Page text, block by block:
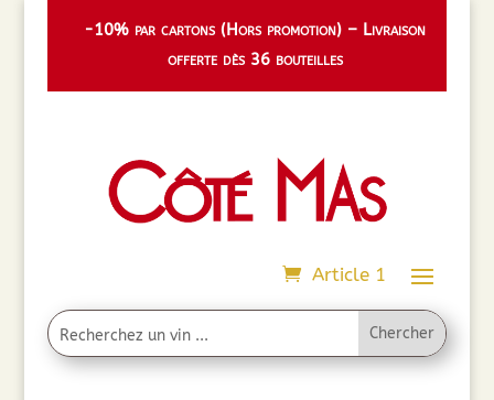
-10% par cartons (Hors promotion) – Livraison
offerte dès 36 bouteilles
Article 1